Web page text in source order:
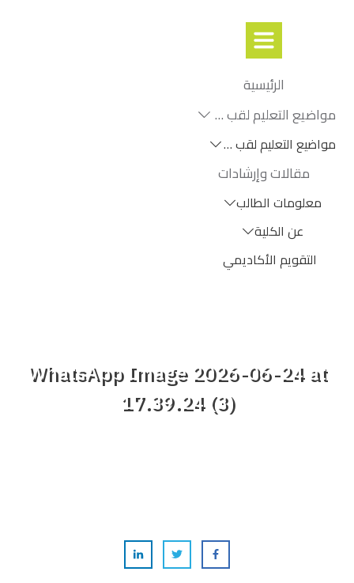
الرئيسية
مواضيع التعليم لقب اأول
مواضيع التعليم لقب ثانٍ
مقالات وإرشادات
معلومات الطالب
عن الكلية
التقويم الأكاديمي
WhatsApp Image 2026-06-24 at
17.39.24 (3)